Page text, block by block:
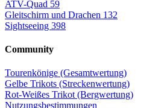
ATV-Quad 59
Gleitschirm und Drachen 132
Sightseeing 398
Community
Tourenkönige (Gesamtwertung)
Gelbe Trikots (Streckenwertung)
Rot-Weißes Trikot (Bergwertung)
Nutzungsbestimmungen